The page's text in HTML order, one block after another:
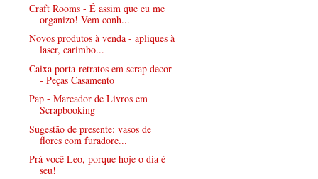
Craft Rooms - É assim que eu me
organizo! Vem conh...
Novos produtos à venda - apliques à
laser, carimbo...
Caixa porta-retratos em scrap decor
- Peças Casamento
Pap - Marcador de Livros em
Scrapbooking
Sugestão de presente: vasos de
flores com furadore...
Prá você Leo, porque hoje o dia é
seu!